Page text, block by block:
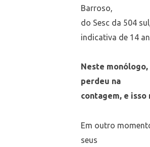
Barroso,
do Sesc da 504
indicativa de 14
Neste
perdeu na
contagem, e
Em outro
seus